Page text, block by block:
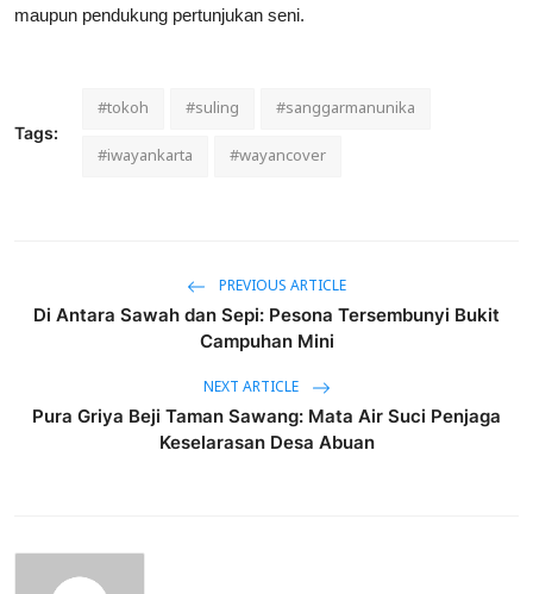
maupun pendukung pertunjukan seni.
Tags:
#tokoh #suling
#sanggarmanunika
#iwayankarta
#wayancover
PREVIOUS ARTICLE
Di Antara Sawah dan Sepi: Pesona Tersembunyi Bukit
Campuhan Mini
NEXT ARTICLE
Pura Griya Beji Taman Sawang: Mata Air Suci Penjaga
Keselarasan Desa Abuan